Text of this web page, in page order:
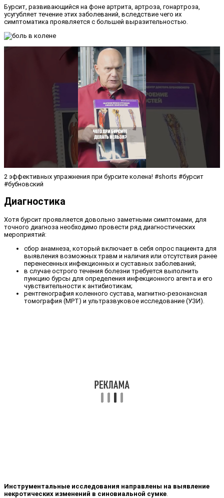
Бурсит, развивающийся на фоне артрита, артроза, гонартроза,
усугубляет течение этих заболеваний, вследствие чего их
симптоматика проявляется с большей выразительностью.
2 эффективных упражнения при бурсите колена! #shorts #бурсит
#бубновский
Диагностика
Хотя бурсит проявляется довольно заметными симптомами, для
точного диагноза необходимо провести ряд диагностических
мероприятий:
сбор анамнеза, который включает в себя опрос пациента для
выявления возможных травм и наличия или отсутствия ранее
перенесенных инфекционных и суставных заболеваний;
в случае острого течения болезни требуется выполнить
пункцию бурсы для определения инфекционного агента и его
чувствительности к антибиотикам;
рентгенография коленного сустава, магнитно-резонансная
томография (МРТ) и ультразвуковое исследование (УЗИ).
Инструментальные исследования направлены на выявление
некротических изменений в синовиальной сумке